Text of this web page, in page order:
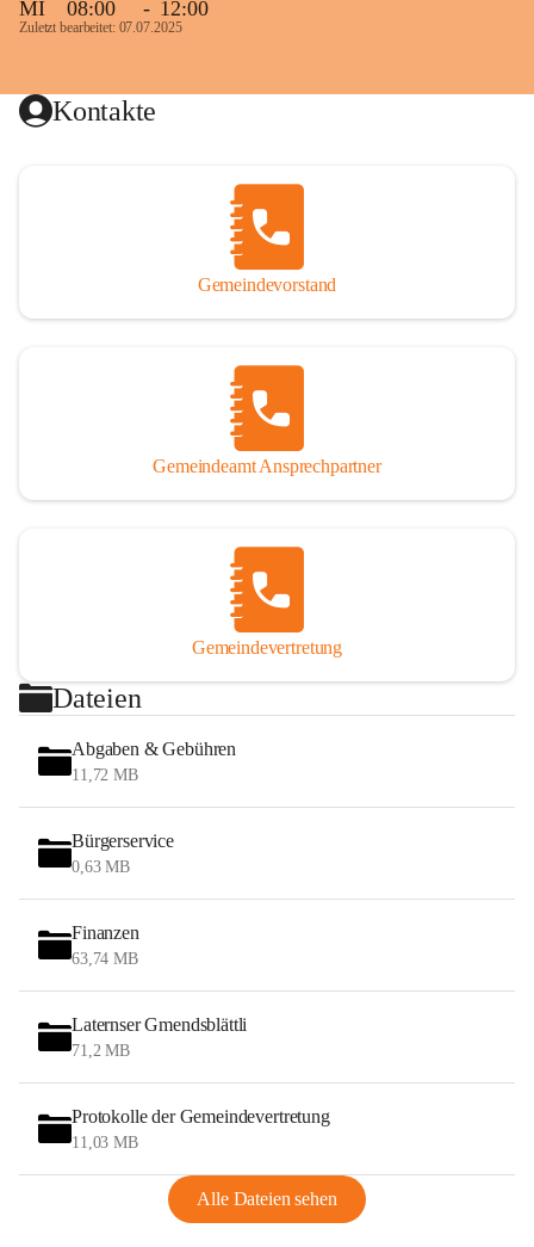
MI
08:00 - 12:00
Zuletzt bearbeitet: 07.07.2025
Kontakte
Gemeindevorstand
Gemeindeamt Ansprechpartner
Gemeindevertretung
Dateien
Abgaben & Gebühren
11,72 MB
Bürgerservice
0,63 MB
Finanzen
63,74 MB
Laternser Gmendsblättli
71,2 MB
Protokolle der Gemeindevertretung
11,03 MB
Alle Dateien sehen